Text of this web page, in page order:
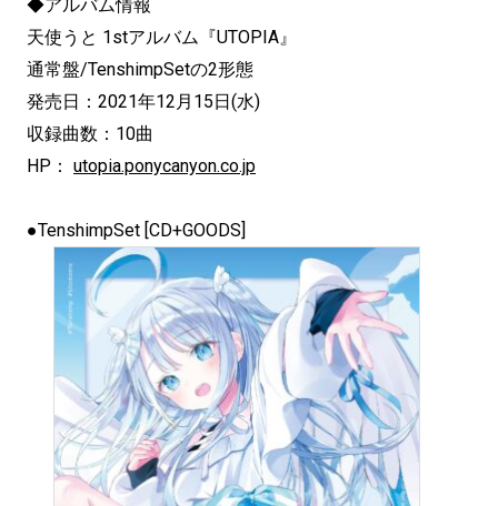
◆アルバム情報
天使うと 1stアルバム『UTOPIA』
通常盤/TenshimpSetの2形態
発売日：2021年12月15日(水)
収録曲数：10曲
HP： utopia.ponycanyon.co.jp
●TenshimpSet [CD+GOODS]